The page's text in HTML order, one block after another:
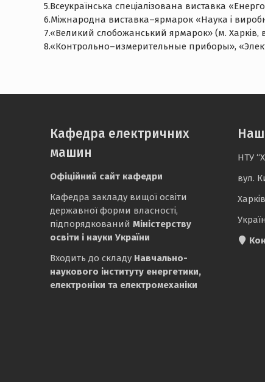
5.Всеукраїнська спеціалізована виставка
6.Міжнародна виставка–ярмарок «Наука і
7.«Великий слобожанський ярмарок» (м. Харків,
8.«Контрольно–измерительные приборы»,
Кафедра електричних
машин
Офіційний сайт кафедри
Кафедра закладу вищої освіти
державної форми власності,
підпорядкований Міністерству
освіти і науки України
Входить до складу Навчально-
наукового інституту енергетики,
електроніки та електромеханіки
НТУ
вул.